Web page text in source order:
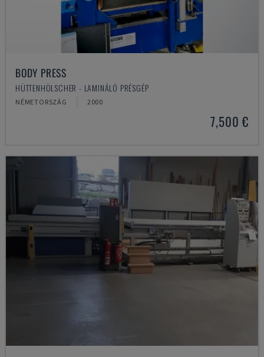
BODY PRESS
HÜTTENHÖLSCHER - LAMINÁLÓ PRÉSGÉP
NÉMETORSZÁG 2000
7,500 €